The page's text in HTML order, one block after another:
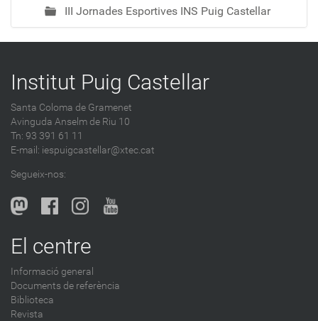
III Jornades Esportives INS Puig Castellar
Institut Puig Castellar
Santa Coloma de Gramenet
Avinguda Anselm de Riu 10
Tn: 93 391 61 11
E-mail: iespuigcastellar@xtec.cat
Segueix-nos:
El centre
Informació general
Documents de referència
Biblioteca
Revista